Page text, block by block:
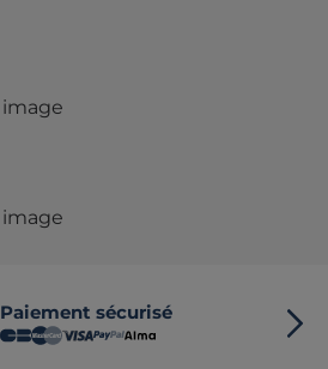
Paiement sécurisé